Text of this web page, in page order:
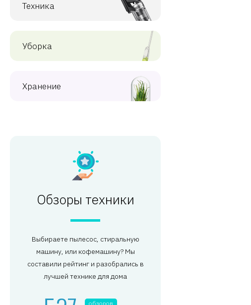
Техника
Уборка
Хранение
Обзоры техники
Выбираете пылесос, стиральную
машину, или кофемашину? Мы
составили рейтинг и разобрались в
лучшей технике для дома
обзоров